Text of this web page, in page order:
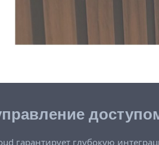
гарантирует глубокую